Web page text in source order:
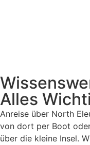
Alles
Anreise über North
von dort per Boot
über die kleine Insel.